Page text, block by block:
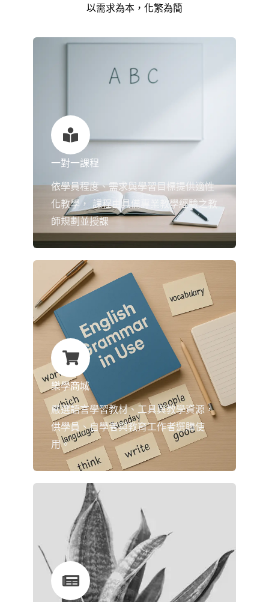
以需求為本，化繁為簡
一對一課程
依學員程度、需求與學習目標提供適性
化教學， 課程由具備專業教學經驗之教
師規劃並授課
樂學商城
嚴選語言學習教材、工具與教學資源，
供學員、自學者與教育工作者選購使
用。